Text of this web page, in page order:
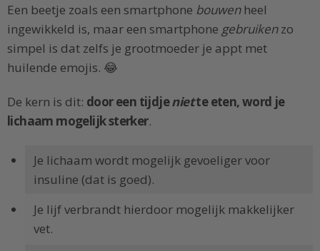
Een beetje zoals een smartphone bouwenheel
ingewikkeld is, maar een smartphone gebruikenzo
simpel is dat zelfs je grootmoeder je appt met
huilende emojis. 😂
De kern is dit: door een tijdjeniette eten, word je
lichaam mogelijk sterker.
Je lichaam wordt mogelijk gevoeliger voor
insuline (dat is goed).
Je lijf verbrandt hierdoor mogelijk makkelijker
vet.